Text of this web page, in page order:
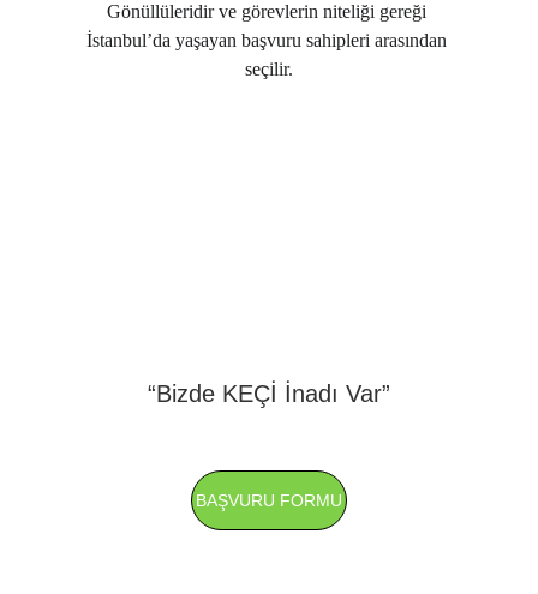
Gönüllüleridir ve görevlerin niteliği gereği
İstanbul’da yaşayan başvuru sahipleri arasından
seçilir.
“Bizde KEÇİ İnadı Var”
BAŞVURU FORMU